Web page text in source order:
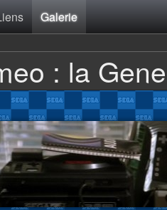
Galerie
: la